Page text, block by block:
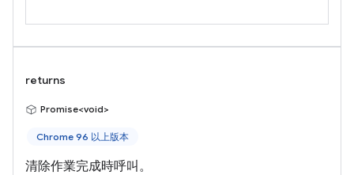
returns
Promise<void>
Chrome 96 以上版本
清除作業完成時呼叫。